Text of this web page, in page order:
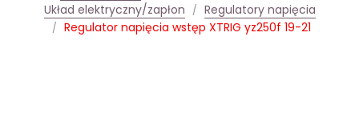
Układ elektryczny/zapłon
Regulatory napięcia
Regulator napięcia wstęp XTRIG yz250f 19-21